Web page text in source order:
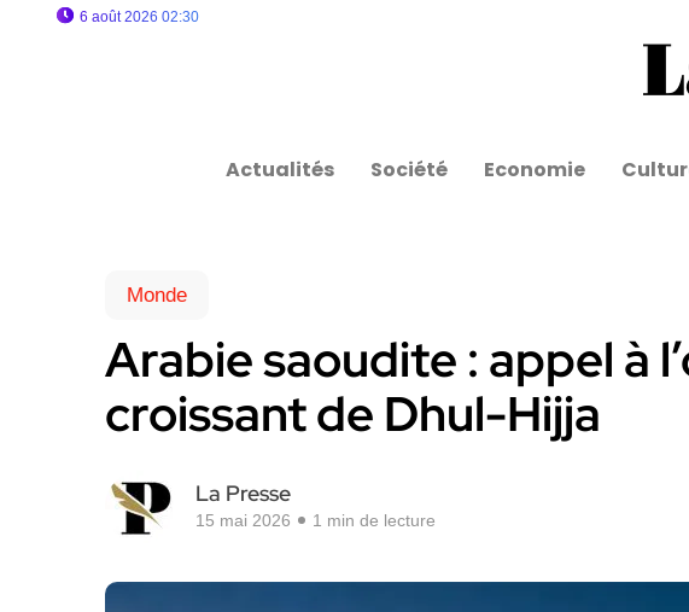
6 août 2026 02:30
Actualités Société Economie
Monde
Arabie saoudite : appel à
croissant de Dhul-Hijja
La Presse
15 mai 2026 1 min de lecture